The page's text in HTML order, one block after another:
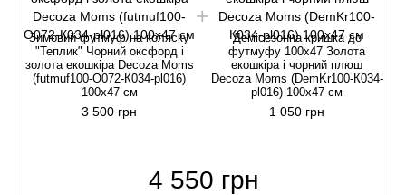
Зимовий футмуф на коляску
"Теплик" Чорний оксфорд і
золота екошкіра Decoza Moms
(futmuf100-O072-К034-pl016)
100х47 см
3 500 грн
Демісезонна кришка до
футмуфу 100х47 Золота
екошкіра і чорний плюш
Decoza Moms (DemKr100-К034-
pl016) 100х47 см
1 050 грн
4 550 грн